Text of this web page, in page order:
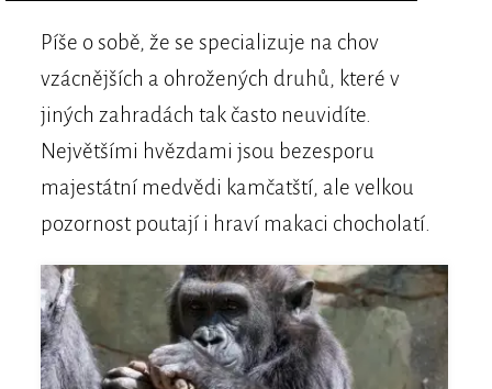
Píše o sobě, že se specializuje na chov
vzácnějších a ohrožených druhů, které v
jiných zahradách tak často neuvidíte.
Největšími hvězdami jsou bezesporu
majestátní medvědi kamčatští, ale velkou
pozornost poutají i hraví makaci chocholatí.